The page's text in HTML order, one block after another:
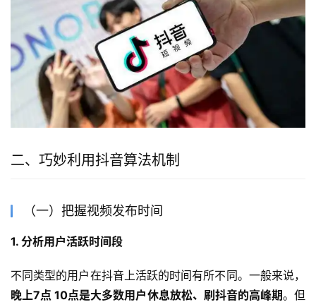
二、巧妙利用抖音算法机制
（一）把握视频发布时间
1. 分析用户活跃时间段
不同类型的用户在抖音上活跃的时间有所不同。一般来说，
晚上7点 10点是大多数用户休息放松、刷抖音的高峰期。但